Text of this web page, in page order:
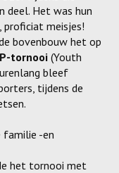
deel. Het was hun
proficiat meisjes!
bovenbouw het op
tornooi (Youth
bleef
tijdens de
familie -en
het tornooi met